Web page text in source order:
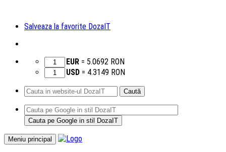
Salveaza la favorite DozaIT
EUR = 5.0692 RON
USD = 4.3149 RON
Caută
după:
Meniu principal
Sari